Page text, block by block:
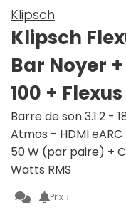
Klipsch
Klipsch
Bar Noyer
100 +
Barre de son 3.1.2 -
Atmos - HDMI
50 W (par paire) +
Watts RMS
Prix ↓